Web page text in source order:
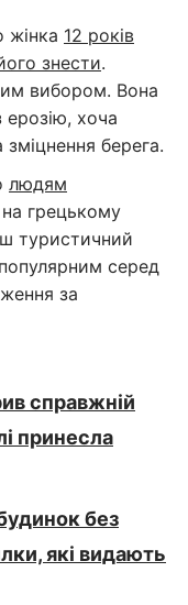
жінка 12 років
знести.
вибором. Вона
хоча
берега.
людям
на грецькому
туристичний
серед
за
справжній
принесла
без
які видають